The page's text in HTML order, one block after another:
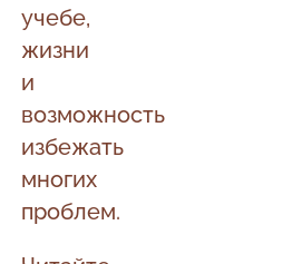
учебе,
жизни
и
возможность
избежать
многих
проблем.